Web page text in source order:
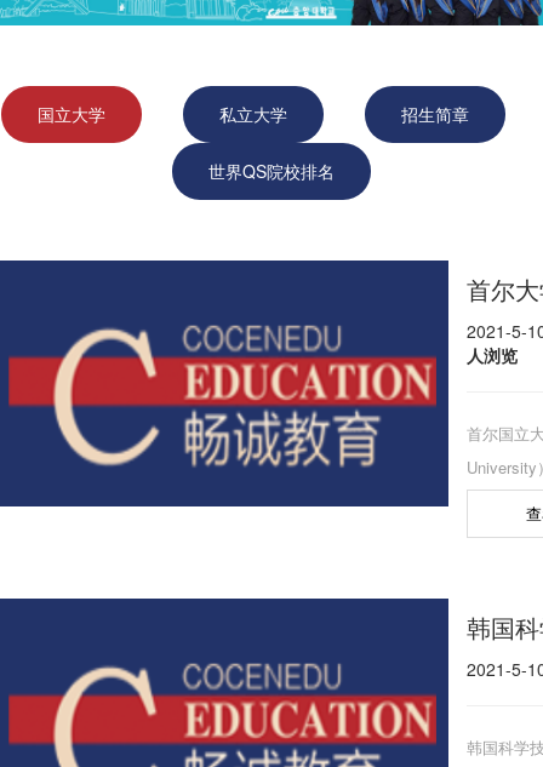
国立大学 私立大学 招生简章
世界QS院校排名
首尔
2021-5-
人浏览
首尔国立
University
当时的京
大）为主
立大学校
展，成
韩国
2021-5-
韩国科学